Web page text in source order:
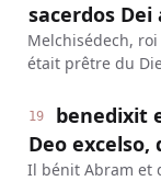
sacerdos
Melchisédech,
était prêtre du
19
benedixit
Deo
Il bénit Abram et